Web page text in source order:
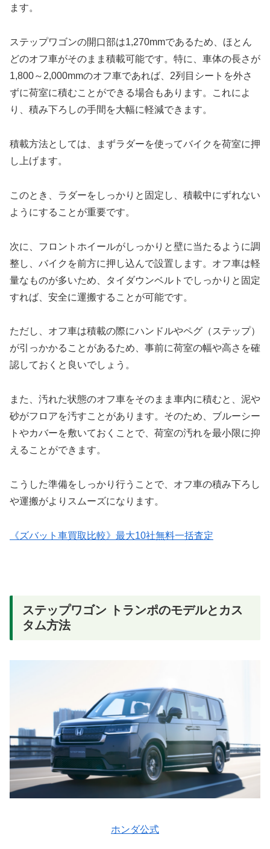
ます。
ステップワゴンの開口部は1,270mmであるため、ほとん
どのオフ車がそのまま積載可能です。特に、車体の長さが
1,800～2,000mmのオフ車であれば、2列目シートを外さ
ずに荷室に積むことができる場合もあります。これによ
り、積み下ろしの手間を大幅に軽減できます。
積載方法としては、まずラダーを使ってバイクを荷室に押
し上げます。
このとき、ラダーをしっかりと固定し、積載中にずれない
ようにすることが重要です。
次に、フロントホイールがしっかりと壁に当たるように調
整し、バイクを前方に押し込んで設置します。オフ車は軽
量なものが多いため、タイダウンベルトでしっかりと固定
すれば、安全に運搬することが可能です。
ただし、オフ車は積載の際にハンドルやペグ（ステップ）
が引っかかることがあるため、事前に荷室の幅や高さを確
認しておくと良いでしょう。
また、汚れた状態のオフ車をそのまま車内に積むと、泥や
砂がフロアを汚すことがあります。そのため、ブルーシー
トやカバーを敷いておくことで、荷室の汚れを最小限に抑
えることができます。
こうした準備をしっかり行うことで、オフ車の積み下ろし
や運搬がよりスムーズになります。
《ズバット車買取比較》最大10社無料一括査定
ステップワゴン トランポのモデルとカス
タム方法
ホンダ公式